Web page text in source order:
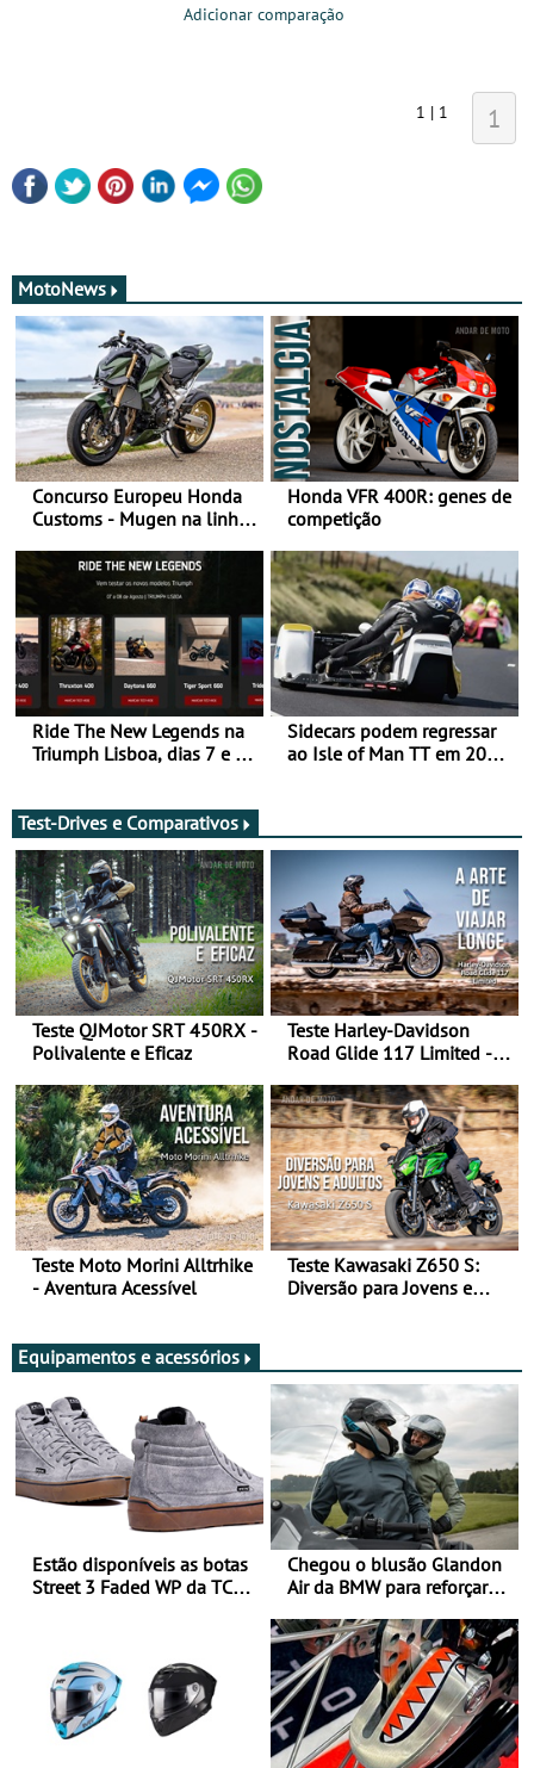
Adicionar comparação
1 | 1 1
MotoNews
Concurso Europeu Honda
Customs - Mugen na linha
ganhar
Honda VFR 400R: genes de
competição
Ride The New Legends na
Triumph Lisboa, dias 7 e 8
Sidecars podem regressar
ao Isle of Man TT em 2027
Test-Drives e Comparativos
Teste QJMotor SRT 450RX -
Polivalente e Eficaz
Teste Harley-Davidson
Road Glide 117 Limited - A
Teste Moto Morini Alltrhike
- Aventura Acessível
Teste Kawasaki Z650 S:
Diversão para Jovens e
Equipamentos e acessórios
Estão disponíveis as botas
Street 3 Faded WP da TCX
Chegou o blusão Glandon
Air da BMW para reforçar
verão